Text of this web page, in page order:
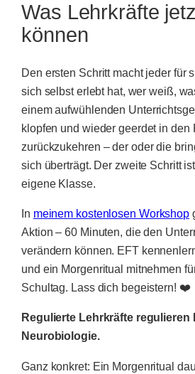
Was Lehrkräfte
können
Den ersten Schritt macht jeder für
sich selbst erlebt hat, wer weiß,
einem aufwühlenden
klopfen und wieder geerdet in den
zurückzukehren – der oder die
sich überträgt. Der zweite Schritt
eigene Klasse.
In meinem kostenlosen Workshop
Aktion – 60 Minuten, die den
verändern können. EFT
und ein Morgenritual mitnehmen
Schultag. Lass dich begeistern! ❤️
Regulierte Lehrkräfte regulieren
Neurobiologie.
Ganz konkret: Ein Morgenritual